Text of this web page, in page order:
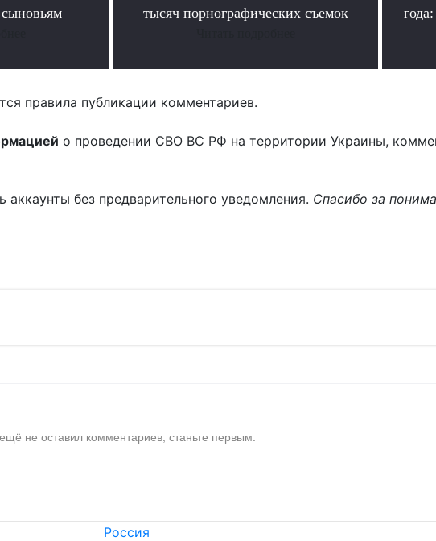
сыновьям
тысяч порнографических съемок
правила публикации комментариев.
о проведении СВО ВС РФ на территории Украины,
без предварительного уведомления. Спасибо за
не оставил комментариев, станьте первым.
Россия